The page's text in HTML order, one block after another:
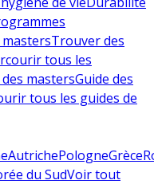
Trouver des
tous les
mastersGuide des
tous les guides de
AutrichePologneGrèce
du SudVoir tout